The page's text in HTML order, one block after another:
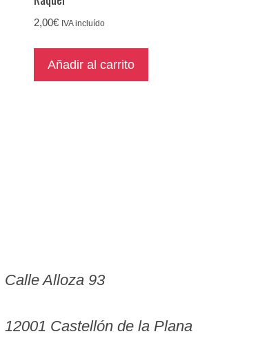
2,00€ IVA incluído
Añadir al carrito
Calle Alloza 93
12001 Castellón de la Plana